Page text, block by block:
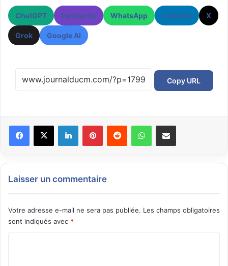
ChatGPT Perplexity WhatsApp LinkedIn X
Grok Google AI
Copy URL
Laisser un commentaire
Votre adresse e-mail ne sera pas publiée. Les champs obligatoires
sont indiqués avec *